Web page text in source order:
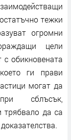
тежки
огромни
цели
с обикновената
ги прави
могат да
сблъсък,
трябвало да са